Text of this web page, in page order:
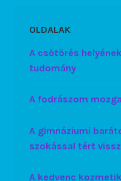
OLDALAK
A csőtörés
tudomány
A fodrászom
A gimnáziumi
szokással tért
A kedvenc